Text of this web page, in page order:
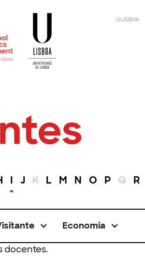
ULISBOA
I J K L M N O P Q R
Economia
docentes.